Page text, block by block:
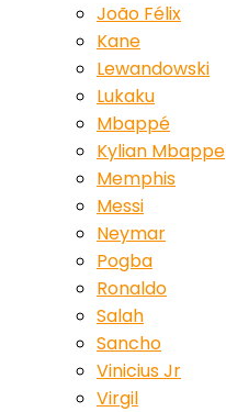
João Félix
Kane
Lewandowski
Lukaku
Mbappé
Kylian Mbappe
Memphis
Messi
Neymar
Pogba
Ronaldo
Salah
Sancho
Vinicius Jr
Virgil